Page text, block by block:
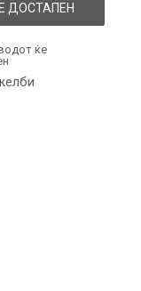
ДОСТАПЕН
ќе